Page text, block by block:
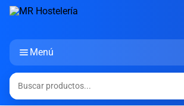
Menú